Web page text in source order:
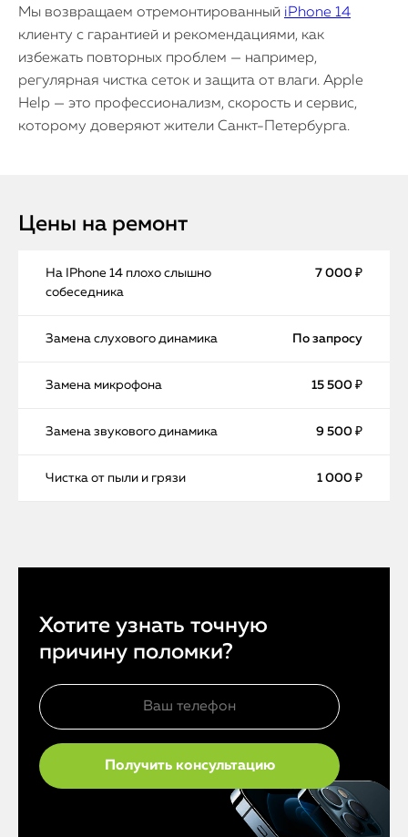
Мы возвращаем отремонтированный iPhone 14
клиенту с гарантией и рекомендациями, как
избежать повторных проблем — например,
регулярная чистка сеток и защита от влаги. Apple
Help — это профессионализм, скорость и сервис,
которому доверяют жители Санкт-Петербурга.
Цены на ремонт
На IPhone 14 плохо слышно
собеседника
7 000 ₽
Замена слухового динамика По запросу
Замена микрофона 15 500 ₽
Замена звукового динамика 9 500 ₽
Чистка от пыли и грязи 1 000 ₽
Хотите узнать точную
причину поломки?